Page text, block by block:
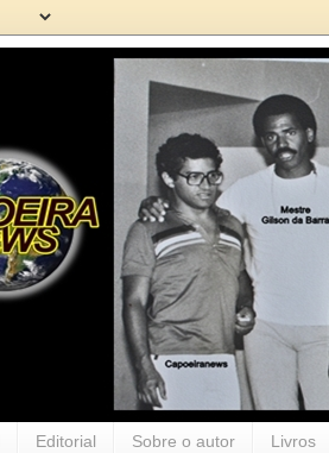
Editorial Sobre o autor Livros